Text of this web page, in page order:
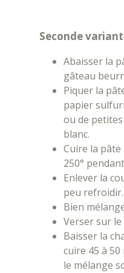
Seconde
Abaisser la
gâteau
Piquer la
papier
ou de
blanc.
Cuire la
250°
Enlever la
peu refroidir.
Bien
Verser sur
Baisser la
cuire 45 à
le mélange